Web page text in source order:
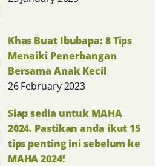
Khas Buat Ibubapa: 8 Tips
Menaiki Penerbangan
Bersama Anak Kecil
26 February 2023
Siap sedia untuk MAHA
2024. Pastikan anda ikut 15
tips penting ini sebelum ke
MAHA 2024!